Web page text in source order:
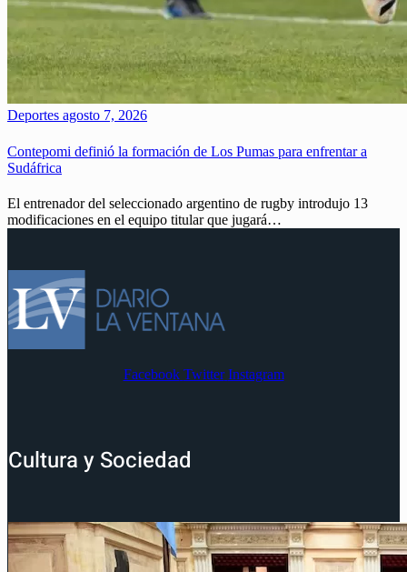
Deportes agosto 7, 2026
Contepomi definió la formación de Los Pumas para enfrentar a
Sudáfrica
El entrenador del seleccionado argentino de rugby introdujo 13
modificaciones en el equipo titular que jugará…
Facebook Twitter Instagram
Cultura y Sociedad